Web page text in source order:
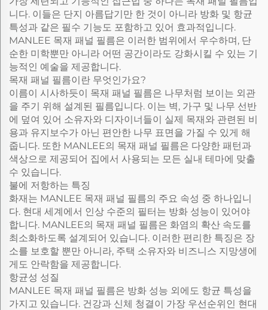
니다. 이들은 단지 아름답기만 한 것이 아니라 방화 및 항균
특성과 같은 필수 기능도 포함하고 있어 효과적입니다.
MANLEE 목재 패널 필름은 이러한 범위에서 우수하며, 단
순한 미학뿐만 아니라 어떤 공간이라도 강화시킬 수 있는 기
능적인 예술을 제공합니다.
목재 패널 필름이란 무엇인가요?
이름이 시사하듯이 목재 패널 필름은 나무처럼 보이는 외관
을 주기 위해 설계된 필름입니다. 이는 벽, 가구 및 나무 선반
에 덮여 있어 소유자와 디자이너들이 실제 목재와 관련된 비
용과 유지보수가 아닌 편안한 나무 표면을 가질 수 있게 해
줍니다. 또한 MANLEE의 목재 패널 필름은 다양한 패턴과
색상으로 제공되어 집에서 사용되는 모든 실내 테마에 맞출
수 있습니다.
불에 저항하는 특징
화재는 MANLEE 목재 패널 필름의 주요 속성 중 하나입니
다. 현대 세계에서 인상 수준의 필터는 방화 성능이 있어야
합니다. MANLEE의 목재 패널 필름은 화염의 확산 속도를
최소화하도록 설계되어 있습니다. 이러한 편리한 특징은 장
소를 보호할 뿐만 아니라, 주택 소유자와 비즈니스 지망생에
게도 안락함을 제공합니다.
항균성 성질
MANLEE 목재 패널 필름은 방화 성능 외에도 항균 특성을
가지고 있습니다. 건강과 신체 청결이 가장 우선순위인 현대